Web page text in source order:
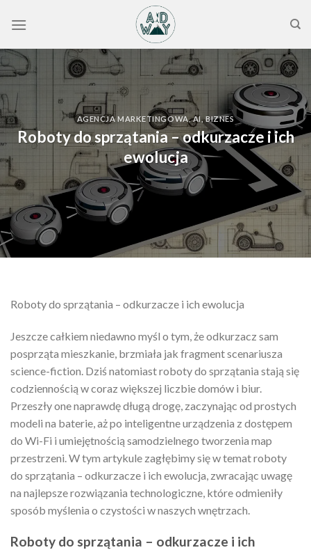
AGENCJA MARKETINGOWA,AI,BIZNES
Roboty do sprzątania – odkurzacze i ich
ewolucja
Roboty do sprzątania – odkurzacze i ich ewolucja
Jeszcze całkiem niedawno myśl o tym, że odkurzacz sam
posprząta mieszkanie, brzmiała jak fragment scenariusza
science-fiction. Dziś natomiast roboty do sprzątania stają się
codziennością w coraz większej liczbie domów i biur.
Przeszły one naprawdę długą drogę, zaczynając od prostych
modeli na baterie, aż po inteligentne urządzenia z dostępem
do Wi-Fi i umiejętnością samodzielnego tworzenia map
przestrzeni. W tym artykule zagłębimy się w temat roboty
do sprzątania – odkurzacze i ich ewolucja, zwracając uwagę
na najlepsze rozwiązania technologiczne, które odmieniły
sposób myślenia o czystości w naszych wnętrzach.
Roboty do sprzątania – odkurzacze i ich